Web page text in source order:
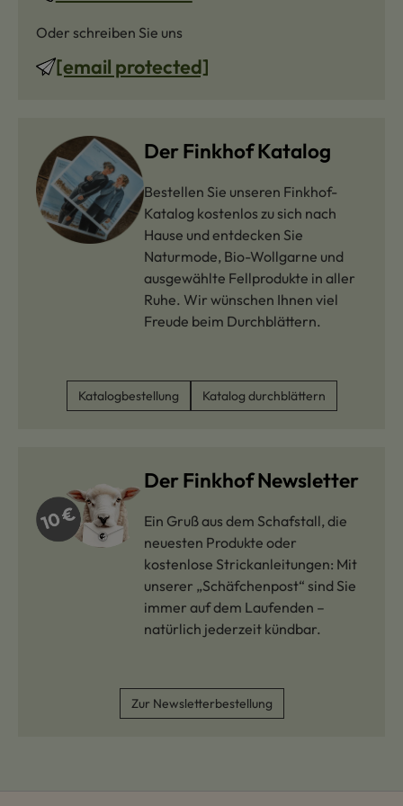
Oder schreiben Sie uns
[email protected]
Der Finkhof Katalog
Bestellen Sie unseren Finkhof-
Katalog kostenlos zu sich nach
Hause und entdecken Sie
Naturmode, Bio-Wollgarne und
ausgewählte Fellprodukte in aller
Ruhe. Wir wünschen Ihnen viel
Freude beim Durchblättern.
Katalogbestellung Katalog durchblättern
Der Finkhof Newsletter
Ein Gruß aus dem Schafstall, die
neuesten Produkte oder
kostenlose Strickanleitungen: Mit
unserer „Schäfchenpost“ sind Sie
immer auf dem Laufenden –
natürlich jederzeit kündbar.
Zur Newsletterbestellung